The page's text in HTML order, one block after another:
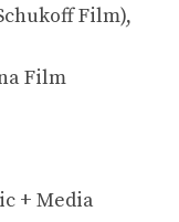
Film),
Film
+ Media